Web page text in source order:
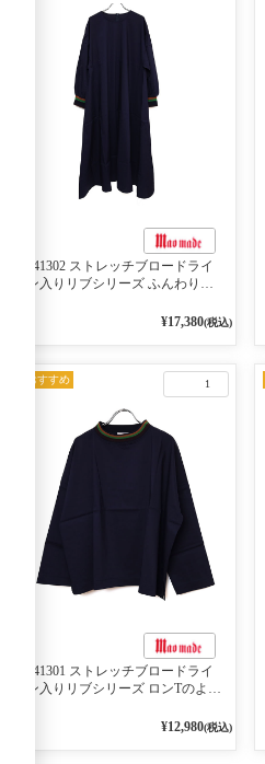
541302 ストレッチブロードライ
ン入りリブシリーズ ふんわりス
¥17,380(税込)
1
おすすめ
541301 ストレッチブロードライ
ン入りリブシリーズ ロンTのよう
プルオーバー 79ネイビー¥12,980(税込)